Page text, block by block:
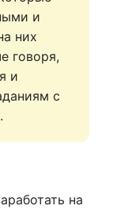
и
них
говоря,
и
с
на